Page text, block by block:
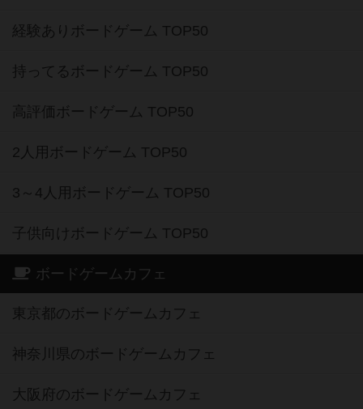
経験ありボードゲーム TOP50
持ってるボードゲーム TOP50
高評価ボードゲーム TOP50
2人用ボードゲーム TOP50
3～4人用ボードゲーム TOP50
子供向けボードゲーム TOP50
ボードゲームカフェ
東京都のボードゲームカフェ
神奈川県のボードゲームカフェ
大阪府のボードゲームカフェ